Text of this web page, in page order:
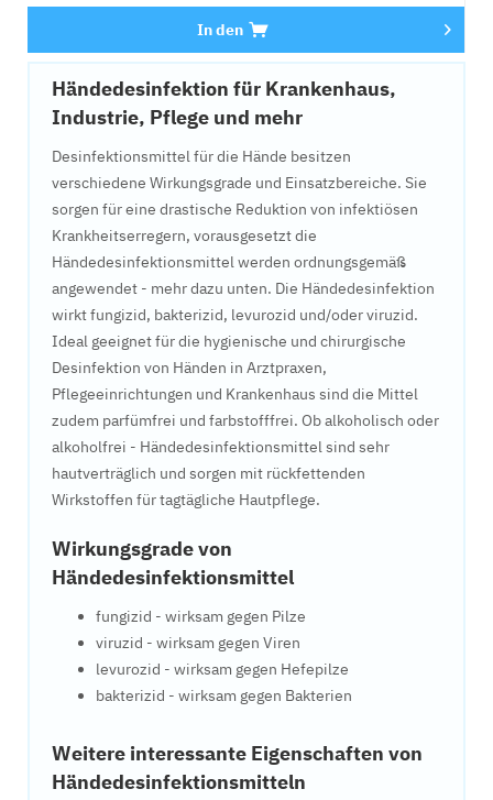
In den
Händedesinfektion für Krankenhaus,
Industrie, Pflege und mehr
Desinfektionsmittel für die Hände besitzen
verschiedene Wirkungsgrade und Einsatzbereiche. Sie
sorgen für eine drastische Reduktion von infektiösen
Krankheitserregern, vorausgesetzt die
Händedesinfektionsmittel werden ordnungsgemäß
angewendet - mehr dazu unten. Die Händedesinfektion
wirkt fungizid, bakterizid, levurozid und/oder viruzid.
Ideal geeignet für die hygienische und chirurgische
Desinfektion von Händen in Arztpraxen,
Pflegeeinrichtungen und Krankenhaus sind die Mittel
zudem parfümfrei und farbstofffrei. Ob alkoholisch oder
alkoholfrei - Händedesinfektionsmittel sind sehr
hautverträglich und sorgen mit rückfettenden
Wirkstoffen für tagtägliche Hautpflege.
Wirkungsgrade von
Händedesinfektionsmittel
fungizid - wirksam gegen Pilze
viruzid - wirksam gegen Viren
levurozid - wirksam gegen Hefepilze
bakterizid - wirksam gegen Bakterien
Weitere interessante Eigenschaften von
Händedesinfektionsmitteln